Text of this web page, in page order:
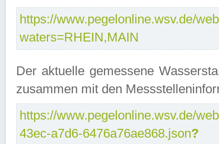
https://www.pegelonline.wsv.de/
waters=RHEIN,MAIN
Der aktuelle gemessene
zusammen mit den
https://www.pegelonline.wsv.de/
43ec-a7d6-6476a76ae868.json?